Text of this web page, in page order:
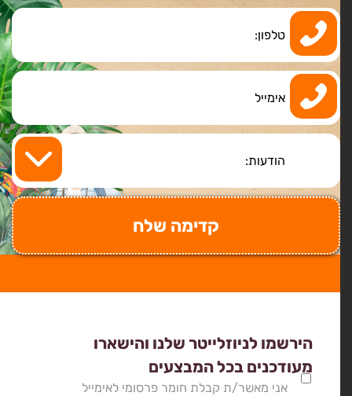
הירשמו לניוזלייטר שלנו והישארו
מעודכנים בכל המבצעים
אני מאשר/ת קבלת חומר פרסומי לאימייל